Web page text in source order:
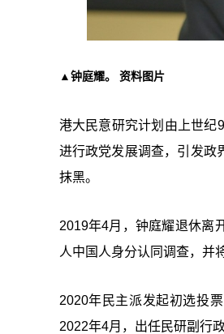
▲钟庭耀。 资料图片
港大民意研究计划由上世纪
进行政党发展调查，引发政
抹黑。
2019年4月，钟庭耀退休离
人中国人身分认同调查，并
2020年民主派发起初选投
2022年4月，出任民研副行